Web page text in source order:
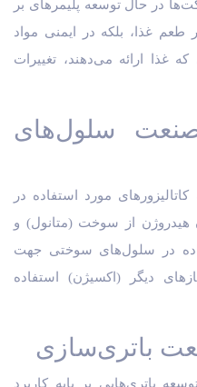
در حال توسعه پلیمرهای بر
طعم غذا، بلکه در ایمنی مواد
غذا ارائه می‌دهند، تغییرات
صنعت سلول‌های
مورد استفاده در
از سوخت (متانول) و
در سلول‌های سوختی جهت
دیگر (اکسیژن) استفاده
باتری‌سازی
باتری‌هایی بر پایه کاربرد